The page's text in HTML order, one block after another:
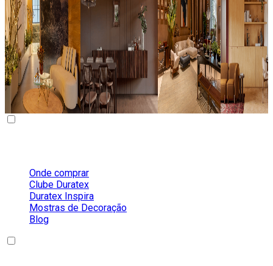
Mediterrâneo:
Características,
Cores E
Tendências
SAIBA MAIS
Arquitetura
Sensorial:
Principais
Características E
Padrões
SAIBA MAIS
Tipos,
Técnicas E
Dicas Para
Você!
SAIBA MAIS
Integrada:
Dicas Para
Seu Projeto!
SAIBA
Onde comprar
Clube Duratex
Duratex Inspira
Mostras de Decoração
Blog